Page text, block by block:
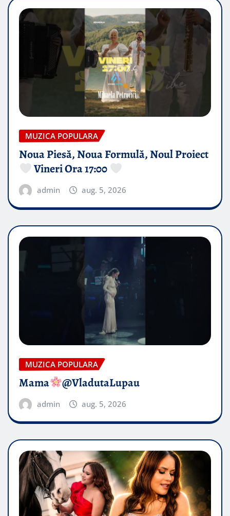
MUZICA POPULARA
Noua Piesă, Noua Formulă, Noul Proiect
Vineri Ora 17:00
admin aug. 5, 2026
MUZICA POPULARA
Mama @VladutaLupau
admin aug. 5, 2026